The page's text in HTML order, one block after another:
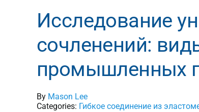
Исследование
сочленений:
промышленных
By Mason Lee
Categories: Гибкое соединение из